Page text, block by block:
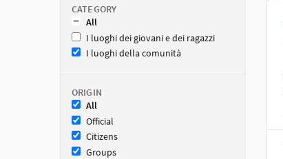
CATEGORY
All
I luoghi dei giovani e dei ragazzi
I luoghi della comunità
ORIGIN
All
Official
Citizens
Groups